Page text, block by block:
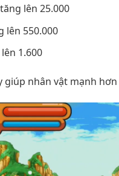
lên 25.000
lên 550.000
1.600
giúp nhân vật mạnh